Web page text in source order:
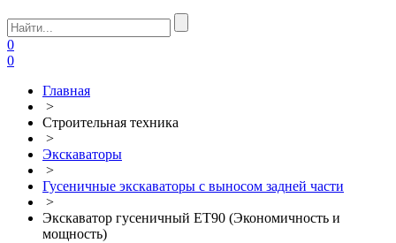
0
0
Главная
>
Строительная техника
>
Экскаваторы
>
Гусеничные экскаваторы с выносом задней части
>
Экскаватор гусеничный ET90 (Экономичность и
мощность)